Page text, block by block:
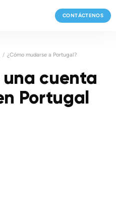
CONTÁCTENOS
¿Cómo mudarse a Portugal?
cuenta
Portugal